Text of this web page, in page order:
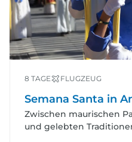
©
8 TAGE FLUGZEUG
Semana Santa in
Zwischen maurischen
und gelebten